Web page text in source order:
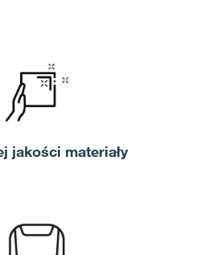
jakości materiały